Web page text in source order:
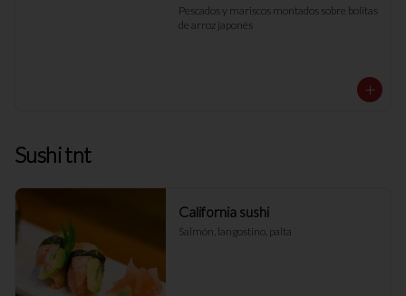
Pescados y mariscos montados sobre bolitas
de arroz japonés
Sushi tnt
California sushi
Salmón, langostino, palta